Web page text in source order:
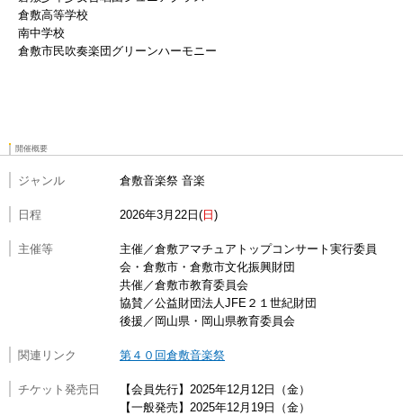
倉敷高等学校
南中学校
倉敷市民吹奏楽団グリーンハーモニー
開催概要
ジャンル 倉敷音楽祭 音楽
日程 2026年3月22日 日
主催等
主催／倉敷アマチュアトップコンサート実行委員
会・倉敷市・倉敷市文化振興財団
共催／倉敷市教育委員会
協賛／公益財団法人JFE２１世紀財団
後援／岡山県・岡山県教育委員会
関連リンク 第４０回倉敷音楽祭
チケット発売日
【会員先行】2025年12月12日（金）
【一般発売】2025年12月19日（金）